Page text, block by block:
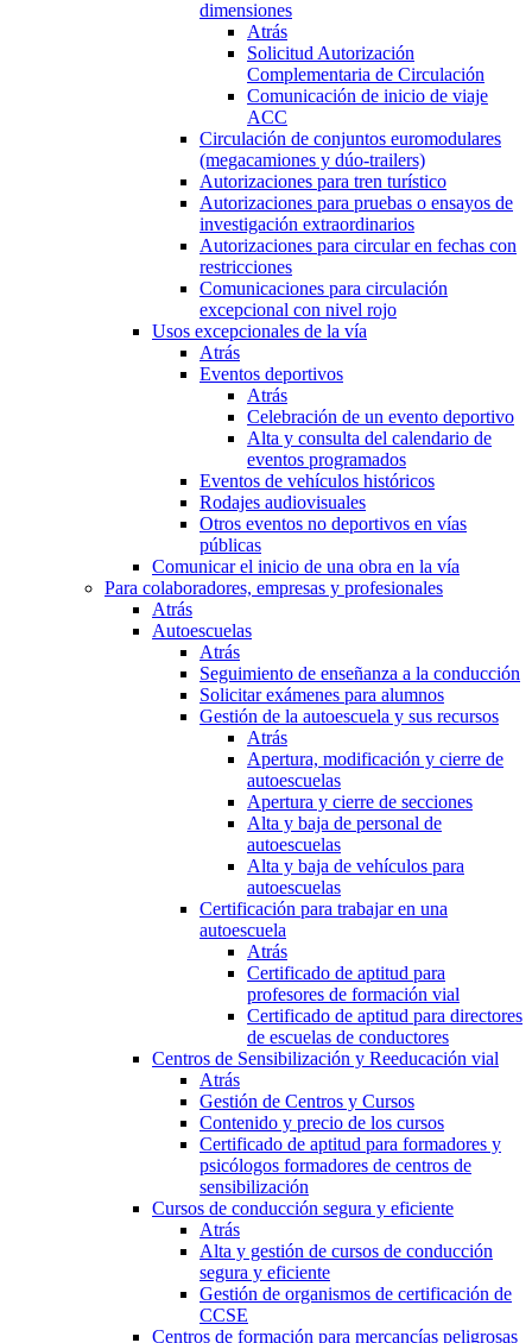
dimensiones
Atrás
Solicitud Autorización
Complementaria de Circulación
Comunicación de inicio de viaje
ACC
Circulación de conjuntos euromodulares
(megacamiones y dúo-trailers)
Autorizaciones para tren turístico
Autorizaciones para pruebas o ensayos de
investigación extraordinarios
Autorizaciones para circular en fechas con
restricciones
Comunicaciones para circulación
excepcional con nivel rojo
Usos excepcionales de la vía
Atrás
Eventos deportivos
Atrás
Celebración de un evento deportivo
Alta y consulta del calendario de
eventos programados
Eventos de vehículos históricos
Rodajes audiovisuales
Otros eventos no deportivos en vías
públicas
Comunicar el inicio de una obra en la vía
Para colaboradores, empresas y profesionales
Atrás
Autoescuelas
Atrás
Seguimiento de enseñanza a la conducción
Solicitar exámenes para alumnos
Gestión de la autoescuela y sus recursos
Atrás
Apertura, modificación y cierre de
autoescuelas
Apertura y cierre de secciones
Alta y baja de personal de
autoescuelas
Alta y baja de vehículos para
autoescuelas
Certificación para trabajar en una
autoescuela
Atrás
Certificado de aptitud para
profesores de formación vial
Certificado de aptitud para directores
de escuelas de conductores
Centros de Sensibilización y Reeducación vial
Atrás
Gestión de Centros y Cursos
Contenido y precio de los cursos
Certificado de aptitud para formadores y
psicólogos formadores de centros de
sensibilización
Cursos de conducción segura y eficiente
Atrás
Alta y gestión de cursos de conducción
segura y eficiente
Gestión de organismos de certificación de
CCSE
Centros de formación para mercancías peligrosas